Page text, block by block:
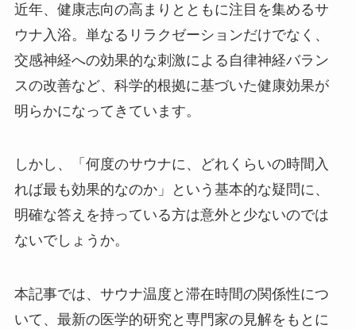
近年、健康志向の高まりとともに注目を集めるサ
ウナ入浴。単なるリラクゼーションだけでなく、
交感神経への効果的な刺激による自律神経バラン
スの改善など、科学的根拠に基づいた健康効果が
明らかになってきています。
しかし、「何度のサウナに、どれくらいの時間入
れば最も効果的なのか」という基本的な疑問に、
明確な答えを持っている方は意外と少ないのでは
ないでしょうか。
本記事では、サウナ温度と滞在時間の関係性につ
いて、最新の医学的研究と専門家の見解をもとに